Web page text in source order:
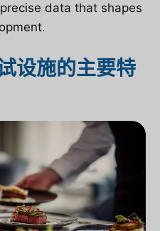
data that shapes
设施的主要特